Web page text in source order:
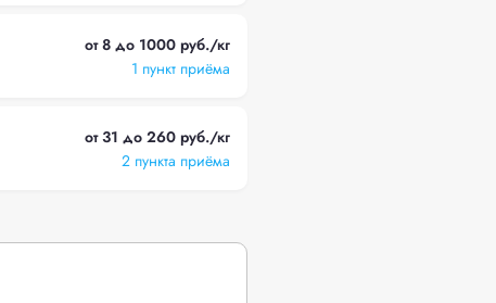
от 8 до 1000 руб./кг
1 пункт приёма
от 31 до 260 руб./кг
2 пункта приёма